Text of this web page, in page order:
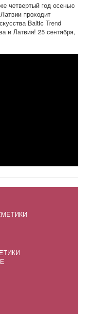
четвертый год осенью
проходит
Baltic Trend
и Латвия! 25 сентября,